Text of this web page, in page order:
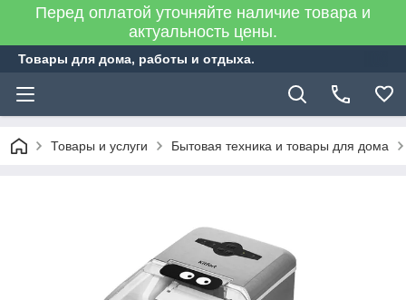
Перед оплатой уточняйте наличие товара и
актуальность цены.
Товары для дома, работы и отдыха.
Товары и услуги Бытовая техника и товары для дома